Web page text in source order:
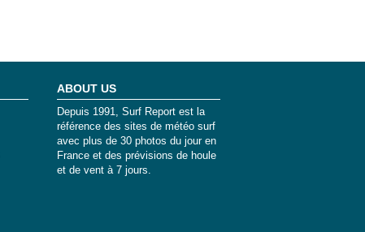
ABOUT US
Depuis 1991, Surf Report est la
référence des sites de météo surf
avec plus de 30 photos du jour en
France et des prévisions de houle
et de vent à 7 jours.